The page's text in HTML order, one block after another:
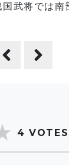
4 VOTES
武将では南